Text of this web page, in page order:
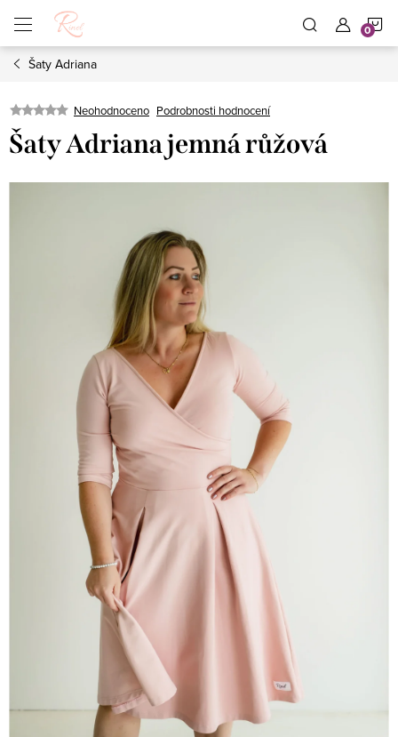
obsah
Šaty Adriana
Neohodnoceno Podrobnosti hodnocení
Šaty Adriana jemná růžová